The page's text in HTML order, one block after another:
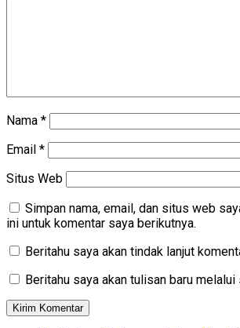
Nama *
Email *
Situs Web
Simpan nama, email, dan situs web
ini untuk komentar saya berikutnya.
Beritahu saya akan tindak lanjut
Beritahu saya akan tulisan baru melalui